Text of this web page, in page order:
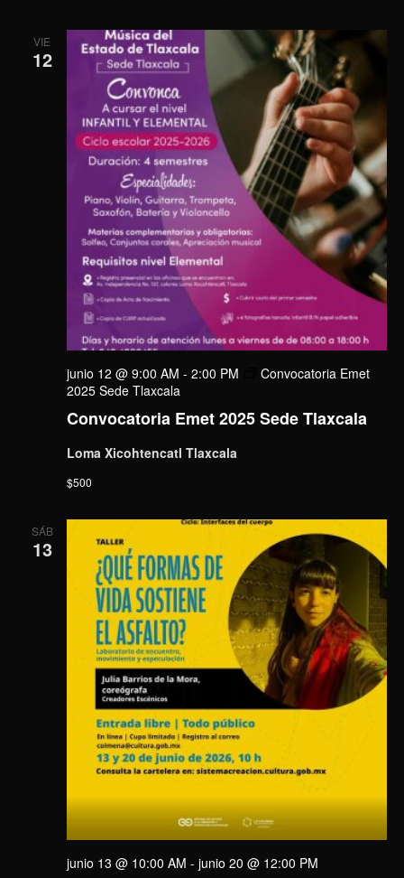
VIE
12
Convocatoria Emet 2025 Sede Tlaxcala
junio 12 @ 9:00 AM - 2:00 PM
Convocatoria Emet
2025 Sede Tlaxcala
Loma Xicohtencatl Tlaxcala
$500
SÁB
13
junio 13 @ 10:00 AM - junio 20 @ 12:00 PM